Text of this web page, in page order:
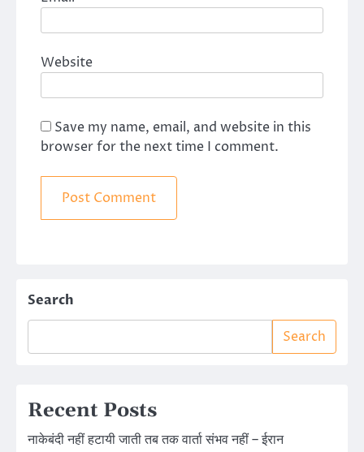
Website
Save my name, email, and website in this
browser for the next time I comment.
Search
Search
Recent Posts
नाकेबंदी नहीं हटायी जाती तब तक वार्ता संभव नहीं – ईरान